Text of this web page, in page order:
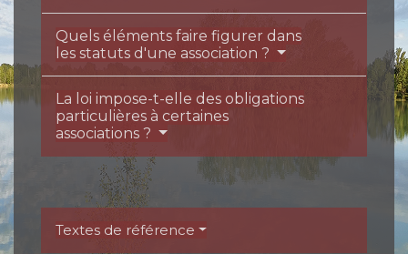
Quels éléments faire figurer dans
les statuts d'une association ?
La loi impose-t-elle des obligations
particulières à certaines
associations ?
Textes de référence